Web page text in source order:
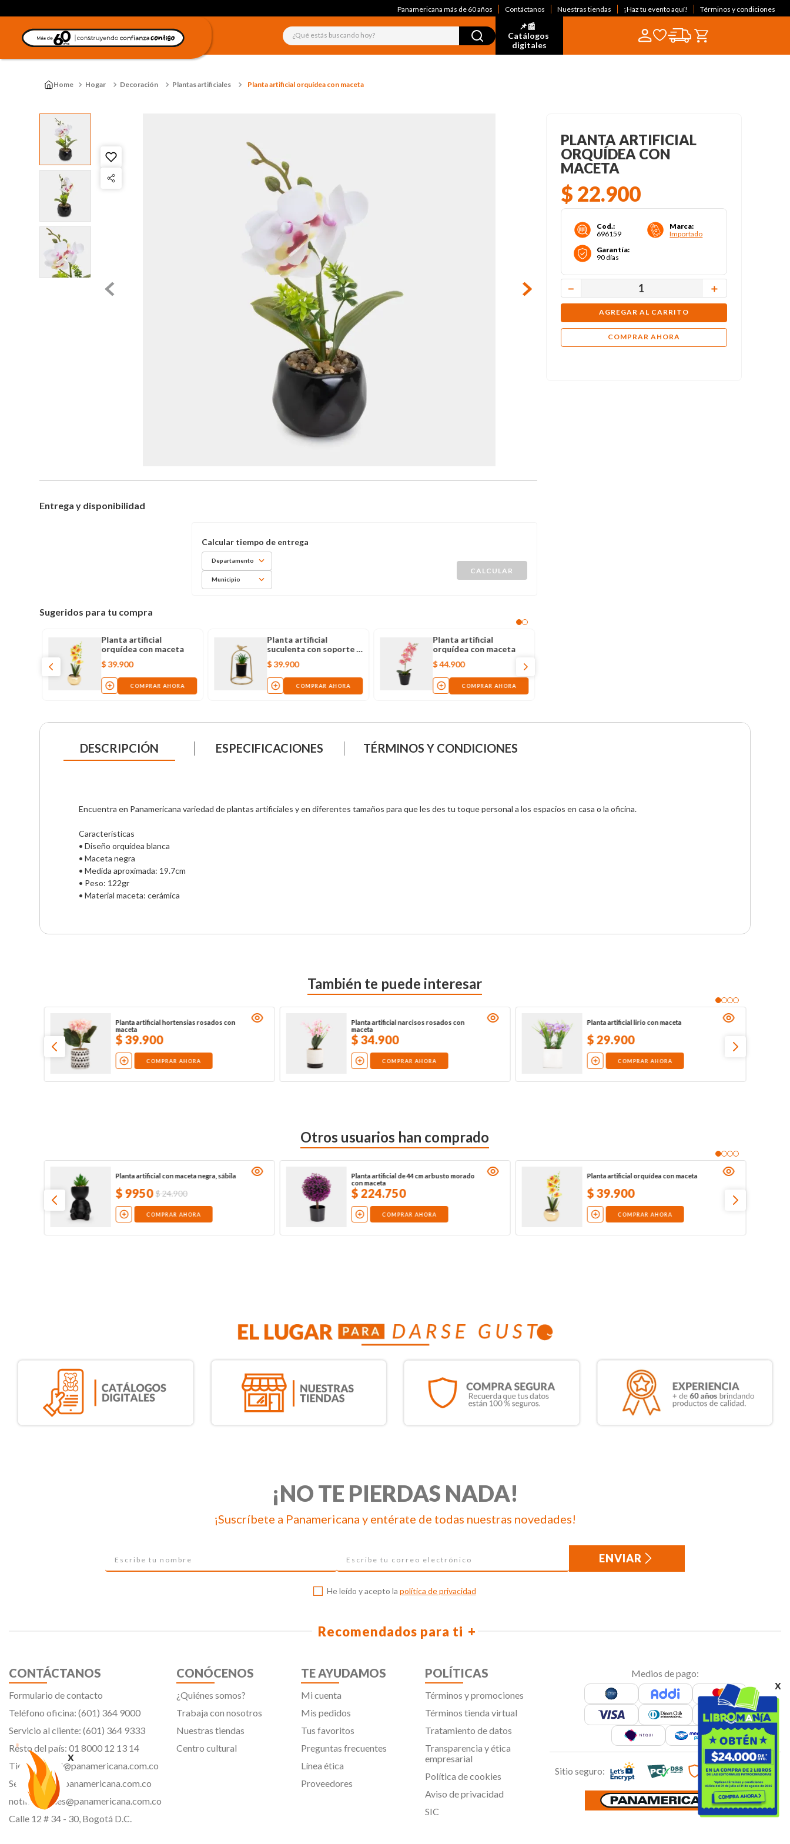
x
x
Panamericana más de 60 años Contáctanos Nuestras tiendas ¡Haz tu evento aquí! Términos y condiciones
¿Qué estás buscando hoy?
📌📰
Catálogos
digitales
Hogar Decoración Plantas artificiales Planta artificial orquídea con maceta
Entrega y disponibilidad
Departamento
Municipio
Sugeridos para tu compra
Planta artificial
orquídea con maceta
$39.900
COMPRAR AHORA
Planta artificial
suculenta con soporte y
ave dorada
$39.900
COMPRAR AHORA
Planta artificial
orquídea con maceta
$44.900
COMPRAR AHORA
PLANTA ARTIFICIAL
ORQUÍDEA CON
MACETA
$ 22.900
Cod.:
696159
Marca:
Importado
Garantía:
90 días
＋
－
AGREGAR AL CARRITO
COMPRAR AHORA
DESCRIPCIÓN ESPECIFICACIONES TÉRMINOS Y CONDICIONES
Encuentra en Panamericana variedad de plantas artificiales y en diferentes tamaños para que les des tu toque personal a los espacios en casa o la oficina.
Características
• Diseño orquídea blanca
• Maceta negra
• Medida aproximada: 19.7cm
• Peso: 122gr
• Material maceta: cerámica
También te puede interesar
Planta artificial hortensias rosados con
maceta
$39.900
COMPRAR AHORA
Planta artificial narcisos rosados con
maceta
$34.900
COMPRAR AHORA
Planta artificial lirio con maceta
$29.900
COMPRAR AHORA
Otros usuarios han comprado
Planta artificial con maceta negra, sábila
$9950 $24.900
COMPRAR AHORA
Planta artificial de 44 cm arbusto morado
con maceta
$224.750
COMPRAR AHORA
Planta artificial orquídea con maceta
$39.900
COMPRAR AHORA
¡NO TE PIERDAS NADA!
¡Suscríbete a Panamericana y entérate de todas nuestras novedades!
ENVIAR
He leído y acepto la política de privacidad
Recomendados para ti
CONTÁCTANOS
Formulario de contacto
Teléfono oficina: (601) 364 9000
Servicio al cliente: (601) 364 9333
Resto del país: 01 8000 12 13 14
Tiendavirtual@panamericana.com.co
Servicliente@panamericana.com.co
notificaciones@panamericana.com.co
Calle 12 # 34 - 30, Bogotá D.C.
CONÓCENOS
¿Quiénes somos?
Trabaja con nosotros
Nuestras tiendas
Centro cultural
TE AYUDAMOS
Mi cuenta
Mis pedidos
Tus favoritos
Preguntas frecuentes
Línea ética
Proveedores
POLÍTICAS
Términos y promociones
Términos tienda virtual
Tratamiento de datos
Transparencia y ética
empresarial
Política de cookies
Aviso de privacidad
SIC
Medios de pago:
Sitio seguro: